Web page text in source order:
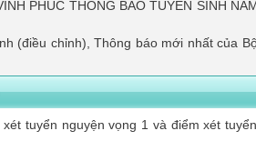
PHÚC THÔNG BÁO TUYỂN SINH
(điều chỉnh), Thông báo mới nhất của
tuyển nguyện vọng 1 và điểm xét